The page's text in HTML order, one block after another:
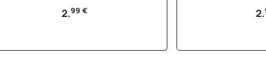
2.99 € 2.